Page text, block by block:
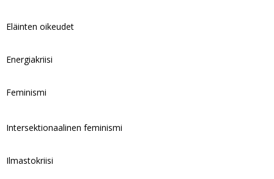
Eläinten oikeudet
Energiakriisi
Feminismi
Intersektionaalinen feminismi
Ilmastokriisi